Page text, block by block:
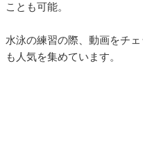
ことも可能。
水泳の練習の際、動画をチ
も人気を集めています。